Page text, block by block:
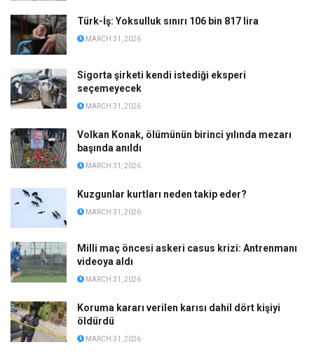
Türk-İş: Yoksulluk sınırı 106 bin 817 lira
MARCH 31, 2026
Sigorta şirketi kendi istediği eksperi
seçemeyecek
MARCH 31, 2026
Volkan Konak, ölümünün birinci yılında mezarı
başında anıldı
MARCH 31, 2026
Kuzgunlar kurtları neden takip eder?
MARCH 31, 2026
Milli maç öncesi askeri casus krizi: Antrenmanı
videoya aldı
MARCH 31, 2026
Koruma kararı verilen karısı dahil dört kişiyi
öldürdü
MARCH 31, 2026